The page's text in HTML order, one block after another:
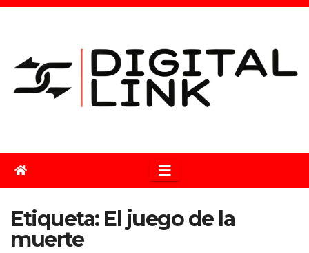
Saltar
Etiqueta: El juego de la
muerte